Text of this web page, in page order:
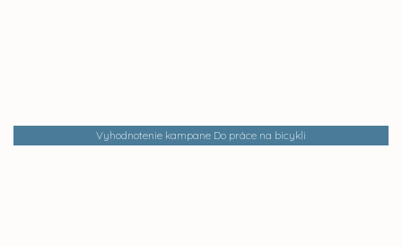
Vyhodnotenie kampane Do práce na bicykli